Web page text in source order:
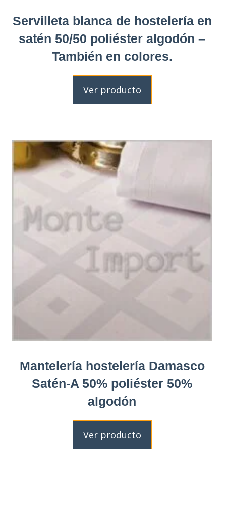
Servilleta blanca de hostelería en
satén 50/50 poliéster algodón –
También en colores.
Ver producto
Mantelería hostelería Damasco
Satén-A 50% poliéster 50%
algodón
Ver producto